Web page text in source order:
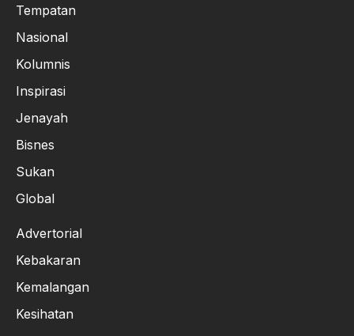
Tempatan
Nasional
Kolumnis
Inspirasi
Jenayah
Bisnes
Sukan
Global
Advertorial
Kebakaran
Kemalangan
Kesihatan